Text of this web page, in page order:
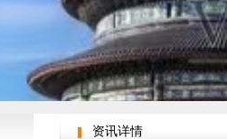
资讯详情